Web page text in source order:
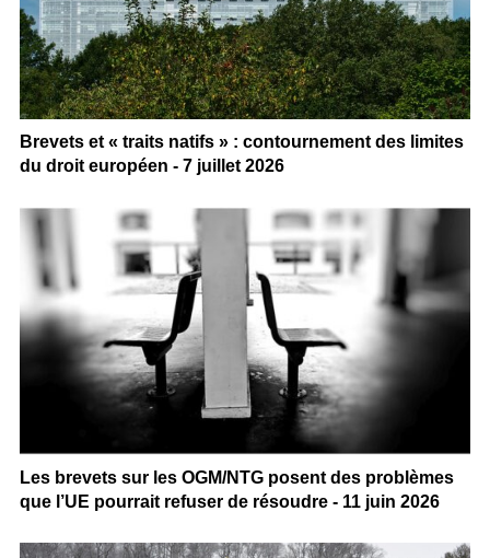
Brevets et « traits natifs » : contournement des limites
du droit européen - 7 juillet 2026
Les brevets sur les OGM/NTG posent des problèmes
que l’UE pourrait refuser de résoudre - 11 juin 2026